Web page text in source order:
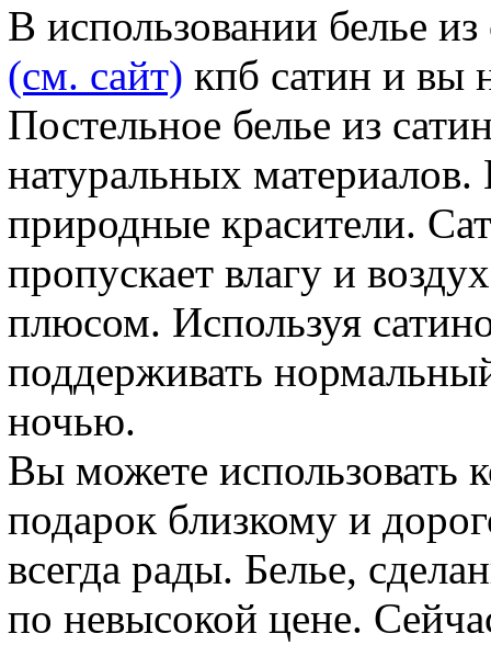
В использовании белье
(см. сайт) кпб сатин и вы
Постельное белье из
натуральных
природные красители.
пропускает влагу и
плюсом. Используя
поддерживать
ночью.
Вы можете использовать
подарок близкому и
всегда рады. Белье,
по невысокой цене.